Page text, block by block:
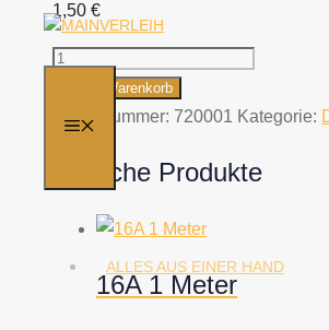
MENÜ
ALLES AUS EINER HAND
1,50 €
DMX
In den Warenkorb
Artikelnummer: 720001 Kategorie:
Ähnliche Produkte
16A 1 Meter